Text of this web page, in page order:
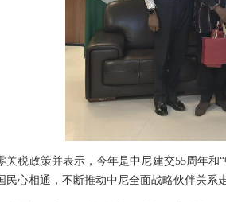
关税政策并表示，今年是中尼建交55周年
民心相通，不断推动中尼全面战略伙伴关系